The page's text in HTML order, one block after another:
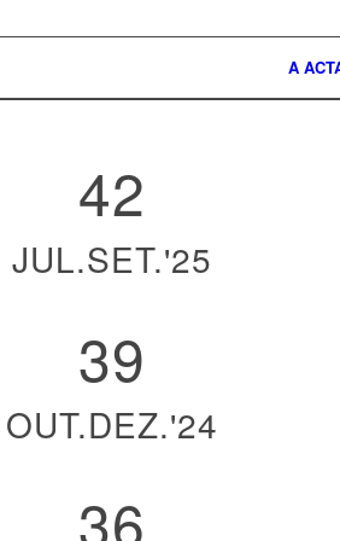
A
42
JUL.SET.'25
39
OUT.DEZ.'24
36